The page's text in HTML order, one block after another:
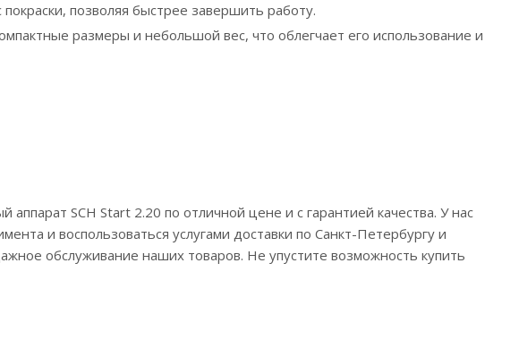
позволяя быстрее завершить работу.
размеры и небольшой вес, что облегчает его использование и
SCH Start 2.20 по отличной цене и с гарантией качества. У нас
и воспользоваться услугами доставки по Санкт-Петербургу и
обслуживание наших товаров. Не упустите возможность купить